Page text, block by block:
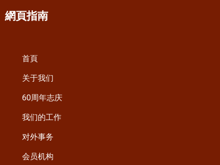
網頁指南
首頁
关于我们
60周年志庆
我们的工作
对外事务
会员机构